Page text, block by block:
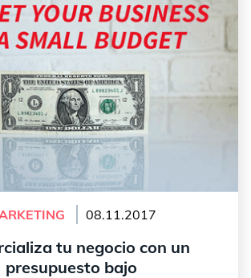
08.11.2017
tu negocio con un
presupuesto bajo